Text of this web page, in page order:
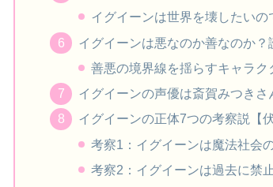
イグイーンは世界を壊したい
イグイーンは悪なのか善なのか？
善悪の境界線を揺らすキャラク
イグイーンの声優は斎賀みつきさ
イグイーンの正体7つの考察説【
考察1：イグイーンは魔法社会
考察2：イグイーンは過去に禁